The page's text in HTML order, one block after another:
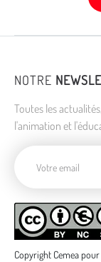
NOTRE
Toutes les
l'animation et
Copyright Cemea